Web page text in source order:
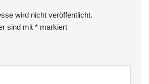
wird nicht veröffentlicht.
sind mit * markiert